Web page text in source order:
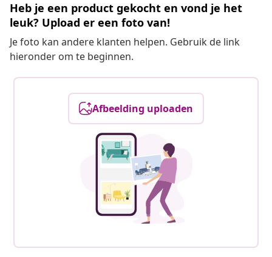
Heb je een product gekocht en vond je het
leuk? Upload er een foto van!
Je foto kan andere klanten helpen. Gebruik de link
hieronder om te beginnen.
Afbeelding uploaden